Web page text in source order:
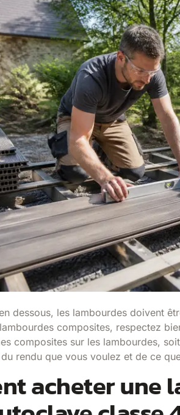
dessous, les lambourdes doivent
composites, respectez
composites sur les lambourdes,
rendu que vous voulez et de ce
acheter une